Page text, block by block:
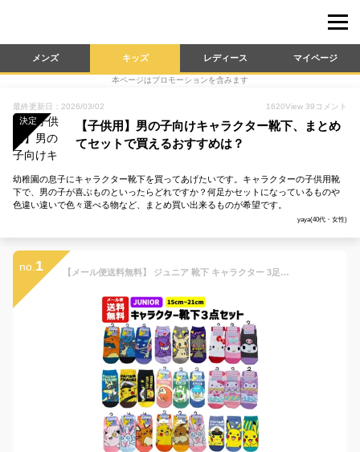
メンズ キッズ レディース マイページ
本ページはプロモーションを含みます
最終更新日：2026/03/02 1620View 39 コメント
決定
【子供用】男の子向けキャラクター靴下、まとめ
てセットで買えるおすすめは？
幼稚園の息子にキャラクター靴下を買ってあげたいです。キャラクターの子供用靴
下で、男の子が喜ぶものといったらどれですか？何足かセットになっているものや
色違い違いで色々選べる物など、まとめ買い出来るものが希望です。
yaya(40代・女性)
no. 1 【メール便送料無料】 ジュニア 靴下 キャラクター 3足セット 15～21cm | ポケモン ポケットモンスター ピカチュウ ニャオハ リザードン イーブイ ニンフィア エーフィ サンリオ マイメロ ソックス 子供 キッズ かっこいい かわいい 15cm 16cm 17cm 18cm 19cm 20cm 21cm